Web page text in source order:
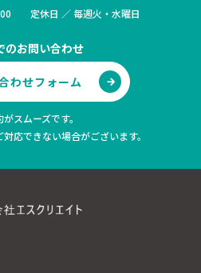
定休日 ／ 毎週火・水曜日
のお問い合わせ
わせフォーム
スムーズです。
応できない場合がございます。